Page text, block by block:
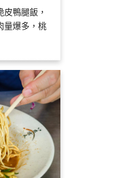
鴨腿飯，
量爆多，桃